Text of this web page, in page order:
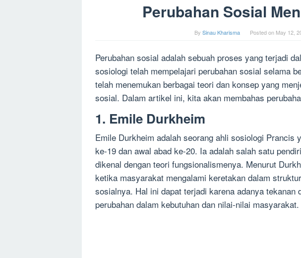
Perubahan Sosial
By Sinau Kharisma Posted on May 12,
Perubahan sosial adalah sebuah proses yang terjadi
sosiologi telah mempelajari perubahan sosial selama
telah menemukan berbagai teori dan konsep yang
sosial. Dalam artikel ini, kita akan membahas
1. Emile Durkheim
Emile Durkheim adalah seorang ahli sosiologi Prancis
ke-19 dan awal abad ke-20. Ia adalah salah satu
dikenal dengan teori fungsionalismenya. Menurut
ketika masyarakat mengalami keretakan dalam
sosialnya. Hal ini dapat terjadi karena adanya tekanan
perubahan dalam kebutuhan dan nilai-nilai masyarakat.